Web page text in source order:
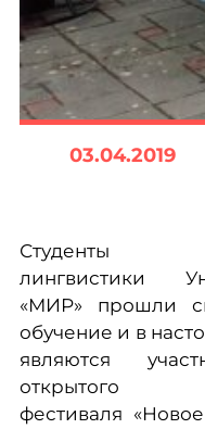
03.04.2019
Студенты
лингвистики
«МИР» прошли
обучение и в
являются
открытого
фестиваля